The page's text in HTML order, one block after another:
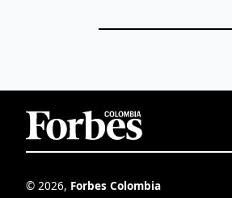
© 2026, Forbes Colombia